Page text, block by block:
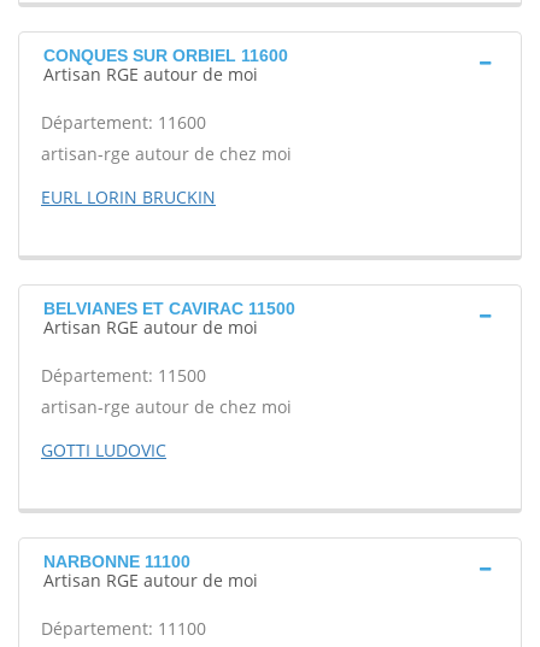
CONQUES SUR ORBIEL 11600
Artisan RGE autour de moi
Département: 11600
artisan-rge autour de chez moi
EURL LORIN BRUCKIN
BELVIANES ET CAVIRAC 11500
Artisan RGE autour de moi
Département: 11500
artisan-rge autour de chez moi
GOTTI LUDOVIC
NARBONNE 11100
Artisan RGE autour de moi
Département: 11100